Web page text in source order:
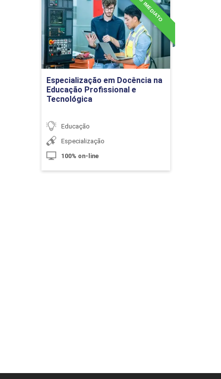
A Didática em Espaços Não Escolares
10h
Metodologias Ativas para a Educação
Básica
Especialização em Docência na
Educação Profissional e
Tecnológica
Educação
Especialização
100% on-line
Docência na Educação
Profissional e Tecnológica
Detalhes do curso